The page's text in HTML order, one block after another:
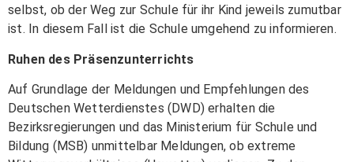
selbst, ob der Weg zur Schule für ihr Kind jeweils zumutbar
ist. In diesem Fall ist die Schule umgehend zu informieren.
Ruhen des Präsenzunterrichts
Auf Grundlage der Meldungen und Empfehlungen des
Deutschen Wetterdienstes (DWD) erhalten die
Bezirksregierungen und das Ministerium für Schule und
Bildung (MSB) unmittelbar Meldungen, ob extreme